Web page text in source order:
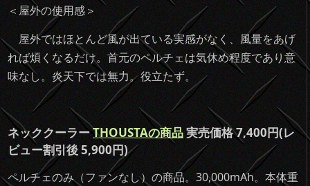
＜屋外の使用感＞
屋外ではほとんど風が出ている実感がなく、風量をあげ
れば煩くなるだけ。首元のペルチェは気休め程度であり意
味なし。炎天下では無力。役立たず。
ネッククーラーTHOUSTAの商品実売価格 7,400円(レ
ビュー割引後 5,900円)
ペルチェのみ（ファンなし）の商品。30,000mAh。本体重